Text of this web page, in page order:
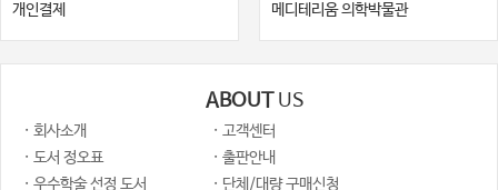
개인결제 메디테리움 의학박물관
ABOUT US
· 회사소개
· 고객센터
· 도서 정오표
· 출판안내
· 우수학술 선정 도서
· 단체/대량 구매신청